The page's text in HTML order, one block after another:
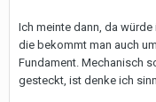
Ich meinte dann, da würde
die bekommt man auch
Fundament. Mechanisch
gesteckt, ist denke ich